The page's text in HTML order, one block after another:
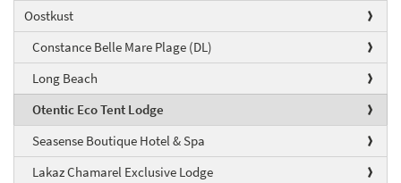
Oostkust
Constance Belle Mare Plage (DL)
Long Beach
Otentic Eco Tent Lodge
Seasense Boutique Hotel & Spa
Lakaz Chamarel Exclusive Lodge